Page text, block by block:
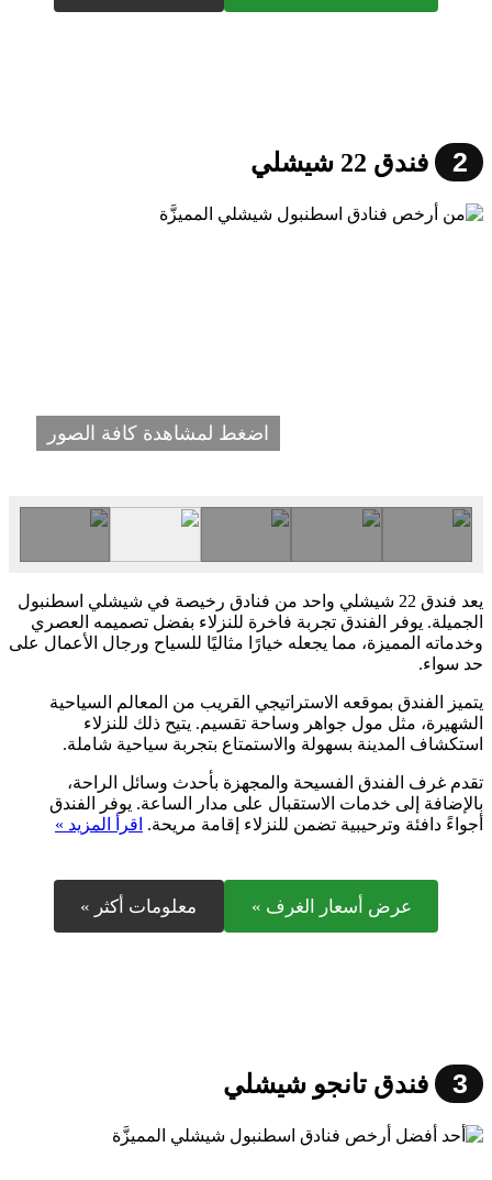
2 فندق 22 شيشلي
اضغط لمشاهدة كافة الصور
يعد فندق 22 شيشلي واحد من فنادق رخيصة في شيشلي اسطنبول
الجميلة. يوفر الفندق تجربة فاخرة للنزلاء بفضل تصميمه العصري
وخدماته المميزة، مما يجعله خيارًا مثاليًا للسياح ورجال الأعمال على
حد سواء.
يتميز الفندق بموقعه الاستراتيجي القريب من المعالم السياحية
الشهيرة، مثل مول جواهر وساحة تقسيم. يتيح ذلك للنزلاء
استكشاف المدينة بسهولة والاستمتاع بتجربة سياحية شاملة.
تقدم غرف الفندق الفسيحة والمجهزة بأحدث وسائل الراحة،
بالإضافة إلى خدمات الاستقبال على مدار الساعة. يوفر الفندق
أجواءً دافئة وترحيبية تضمن للنزلاء إقامة مريحة. اقرأ المزيد »
عرض أسعار الغرف » معلومات أكثر »
3 فندق تانجو شيشلي